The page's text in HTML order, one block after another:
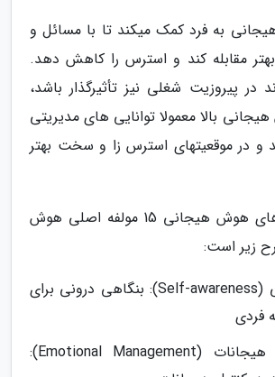
به فرد کمک میکند تا با مسائل و
مقابله کند و استرس را کاهش دهد.
در پیروزیت شغلی نیز تأثیرگذار باشد،
هیجانی بالا معمولا توانایی های مدیریتی
و در موقعیتهای استرس زا و سخت بهتر
عموما در تست های هوش هیجانی 15 مولفه اصلی هوش
زیر است:
1. خودآگاهی (Self-awareness): بنگاهی درونی برای
فردی
2. مدیریت هیجانات (Emotional Management):